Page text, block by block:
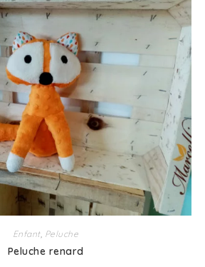
Enfant, Peluche
Peluche renard